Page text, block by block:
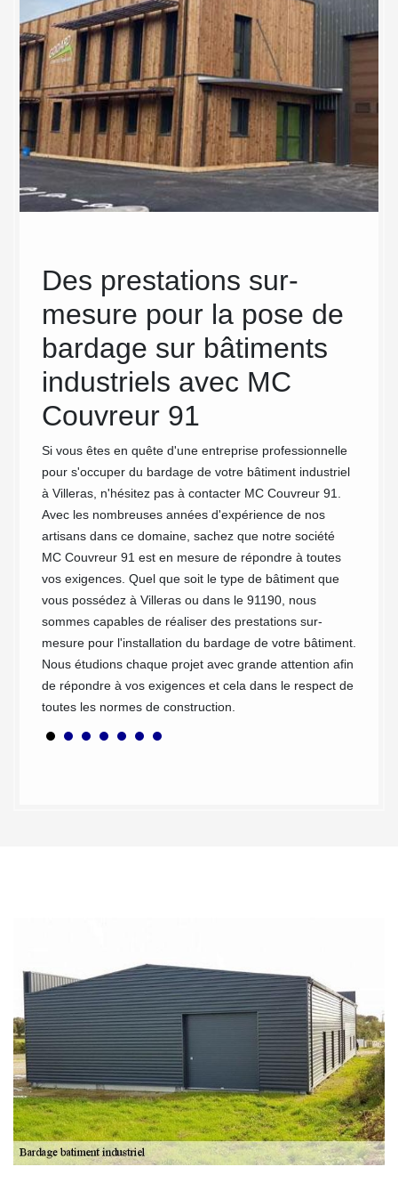
Des prestations sur-
mesure pour la pose de
bardage sur bâtiments
industriels avec MC
Couvreur 91
Si vous êtes en quête d'une entreprise professionnelle
pour s'occuper du bardage de votre bâtiment industriel
à Villeras, n'hésitez pas à contacter MC Couvreur 91.
Avec les nombreuses années d'expérience de nos
artisans dans ce domaine, sachez que notre société
MC Couvreur 91 est en mesure de répondre à toutes
vos exigences. Quel que soit le type de bâtiment que
vous possédez à Villeras ou dans le 91190, nous
sommes capables de réaliser des prestations sur-
mesure pour l'installation du bardage de votre bâtiment.
Nous étudions chaque projet avec grande attention afin
de répondre à vos exigences et cela dans le respect de
toutes les normes de construction.